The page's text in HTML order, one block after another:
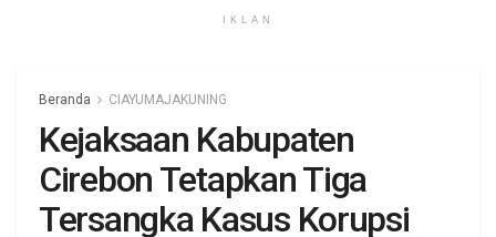
IKLAN
Beranda CIAYUMAJAKUNING
Kejaksaan Kabupaten
Cirebon Tetapkan Tiga
Tersangka Kasus Korupsi